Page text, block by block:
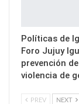
Políticas de
Foro Jujuy
prevención
violencia de
PREV NEXT